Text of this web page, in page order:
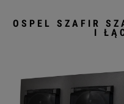
OSPEL SZAFIR
I